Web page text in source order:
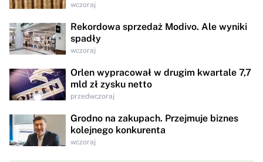
wczoraj
Rekordowa sprzedaż Modivo. Ale wyniki
spadły
wczoraj
Orlen wypracował w drugim kwartale 7,7
mld zł zysku netto
przedwczoraj
Grodno na zakupach. Przejmuje biznes
kolejnego konkurenta
wczoraj